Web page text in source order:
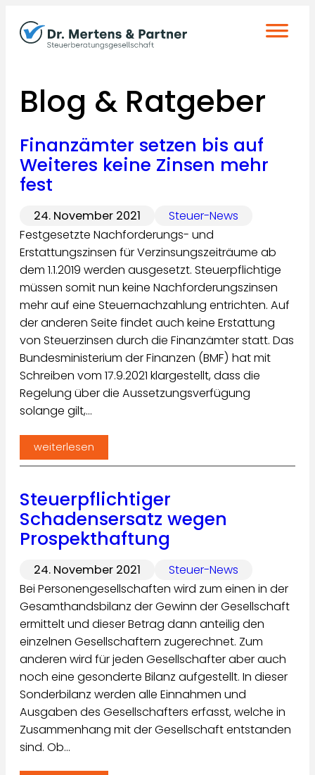
Inhalt
springen
Blog & Ratgeber
Finanzämter setzen bis auf
Weiteres keine Zinsen mehr
fest
24. November 2021
Steuer-News
Festgesetzte Nachforderungs- und
Erstattungszinsen für Verzinsungszeiträume ab
dem 1.1.2019 werden ausgesetzt. Steuerpflichtige
müssen somit nun keine Nachforderungszinsen
mehr auf eine Steuernachzahlung entrichten. Auf
der anderen Seite findet auch keine Erstattung
von Steuerzinsen durch die Finanzämter statt. Das
Bundesministerium der Finanzen (BMF) hat mit
Schrei­ben vom 17.9.2021 klargestellt, dass die
Regelung über die Aussetzungsverfügung
solange gilt,…
weiterlesen
Steuerpflichtiger
Schadensersatz wegen
Prospekthaftung
24. November 2021
Steuer-News
Bei Personengesellschaften wird zum einen in der
Gesamthandsbilanz der Gewinn der Gesellschaft
ermittelt und dieser Betrag dann anteilig den
einzelnen Gesellschaftern zugerechnet. Zum
anderen wird für jeden Gesellschafter aber auch
noch eine gesonderte Bilanz aufgestellt. In dieser
Sonderbilanz werden alle Einnahmen und
Ausgaben des Gesellschafters erfasst, welche in
Zusammenhang mit der Gesellschaft entstanden
sind. Ob…